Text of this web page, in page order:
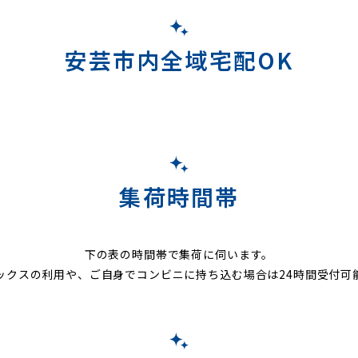
安芸市内全域宅配OK
集荷時間帯
下の表の時間帯で集荷に伺います。
クスの利用や、ご自身でコンビニに持ち込む場合は24時間受付可